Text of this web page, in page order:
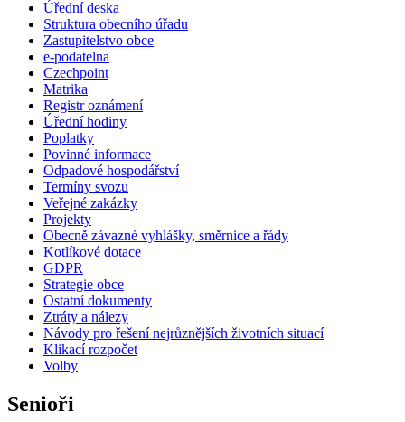
Úřední deska
Struktura obecního úřadu
Zastupitelstvo obce
e-podatelna
Czechpoint
Matrika
Registr oznámení
Úřední hodiny
Poplatky
Povinné informace
Odpadové hospodářství
Termíny svozu
Veřejné zakázky
Projekty
Obecně závazné vyhlášky, směrnice a řády
Kotlíkové dotace
GDPR
Strategie obce
Ostatní dokumenty
Ztráty a nálezy
Návody pro řešení nejrůznějších životních situací
Klikací rozpočet
Volby
Senioři